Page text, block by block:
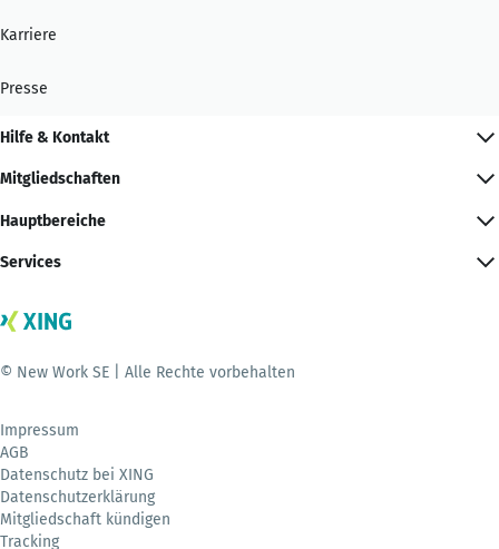
Karriere
Presse
Hilfe & Kontakt
Mitgliedschaften
Hauptbereiche
Services
© New Work SE | Alle Rechte vorbehalten
Impressum
AGB
Datenschutz bei XING
Datenschutzerklärung
Mitgliedschaft kündigen
Tracking